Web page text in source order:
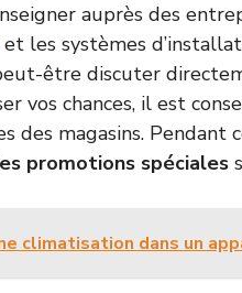
auprès des
et les systèmes
être discuter
vos chances, il est
des magasins. Pendant
promotions spéciales
climatisation dans un